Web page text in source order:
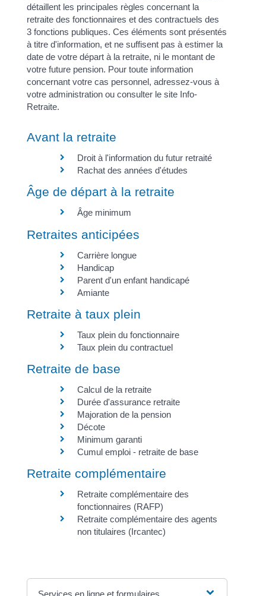
détaillent les principales règles concernant la
retraite des fonctionnaires et des contractuels des
3 fonctions publiques. Ces éléments sont présentés
à titre d'information, et ne suffisent pas à estimer la
date de votre départ à la retraite, ni le montant de
votre future pension. Pour toute information
concernant votre cas personnel, adressez-vous à
votre administration ou consulter le site Info-
Retraite.
Avant la retraite
Droit à l'information du futur retraité
Rachat des années d'études
Âge de départ à la retraite
Âge minimum
Retraites anticipées
Carrière longue
Handicap
Parent d'un enfant handicapé
Amiante
Retraite à taux plein
Taux plein du fonctionnaire
Taux plein du contractuel
Retraite de base
Calcul de la retraite
Durée d'assurance retraite
Majoration de la pension
Décote
Minimum garanti
Cumul emploi - retraite de base
Retraite complémentaire
Retraite complémentaire des
fonctionnaires (RAFP)
Retraite complémentaire des agents
non titulaires (Ircantec)
Services en ligne et formulaires